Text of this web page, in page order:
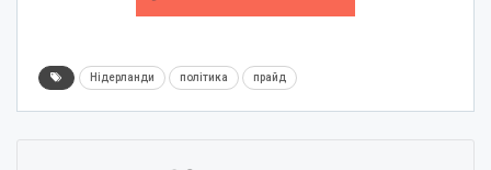
Нідерланди політика прайд